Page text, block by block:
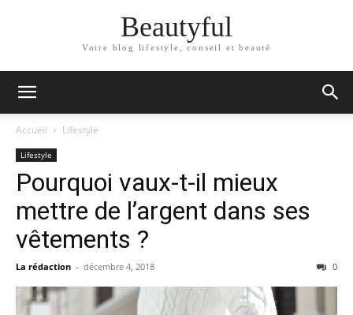
Beautyful
Votre blog lifestyle, conseil et beauté
Accueil Lifestyle
Lifestyle
Pourquoi vaux-t-il mieux
mettre de l’argent dans ses
vêtements ?
La rédaction - décembre 4, 2018 0